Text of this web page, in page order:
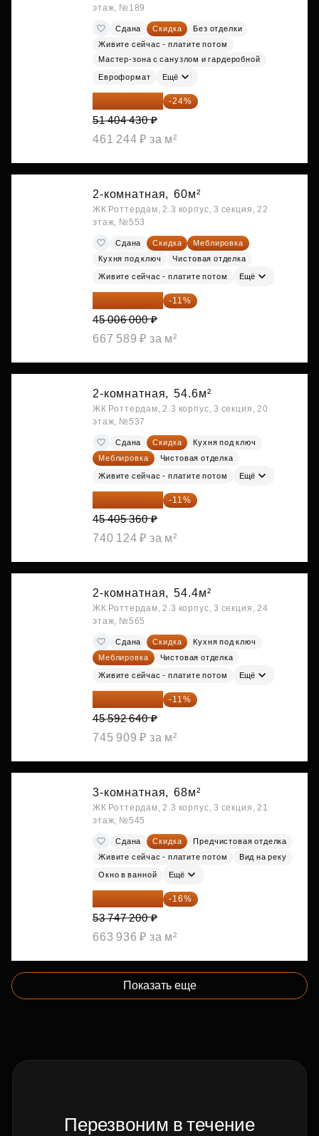
этаж, №189
Сдана Скидка
Без отделки
Живите сейчас - платите потом
Мастер-зона с санузлом и гардеробной
Евроформат Ещё
39 067 367 ₽ -24%
51 404 430 ₽
461 244 ₽ за м²
2-комнатная, 60м²
ЖК Роттердам, 2.3 корпус, 3 секция, 22
этаж, №553
Сдана Скидка
Меблировка
Кухня под ключ
Чистовая отделка
Живите сейчас - платите потом Ещё
40 055 340 ₽ -11%
45 006 000 ₽
667 589 ₽ за м²
2-комнатная, 54.6м²
ЖК Роттердам, 2.3 корпус, 3 секция, 20
этаж, №537
Сдана Скидка
Кухня под ключ
Меблировка
Чистовая отделка
Живите сейчас - платите потом Ещё
40 410 770 ₽ -11%
45 405 360 ₽
740 124 ₽ за м²
2-комнатная, 54.4м²
ЖК Роттердам, 2.3 корпус, 3 секция, 24
этаж, №565
Сдана Скидка
Кухня под ключ
Меблировка
Чистовая отделка
Живите сейчас - платите потом Ещё
40 577 450 ₽ -11%
45 592 640 ₽
745 909 ₽ за м²
3-комнатная, 68м²
ЖК Роттердам, 2.3 корпус, 3 секция, 21
этаж, №545
Сдана Скидка
Предчистовая отделка
Живите сейчас - платите потом
Вид на реку
Окно в ванной Ещё
45 147 648 ₽ -16%
53 747 200 ₽
663 936 ₽ за м²
Показать еще
Перезвоним в течение